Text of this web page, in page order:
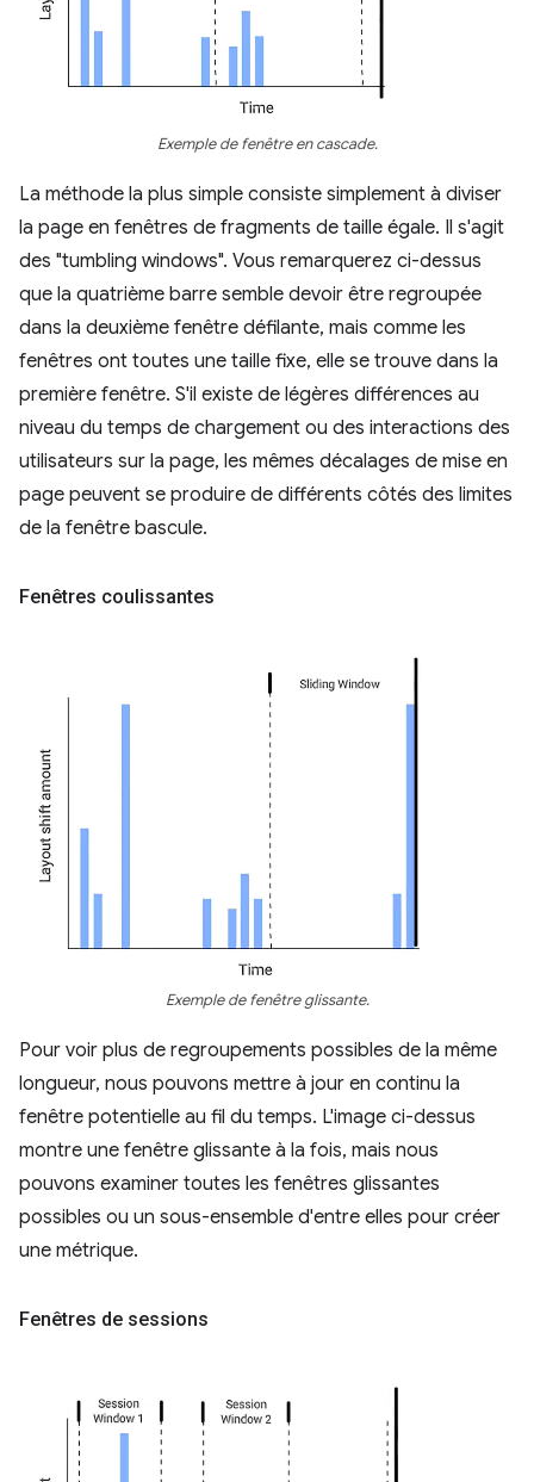
Exemple de fenêtre en cascade.
La méthode la plus simple consiste simplement à diviser
la page en fenêtres de fragments de taille égale. Il s'agit
des "tumbling windows". Vous remarquerez ci-dessus
que la quatrième barre semble devoir être regroupée
dans la deuxième fenêtre défilante, mais comme les
fenêtres ont toutes une taille fixe, elle se trouve dans la
première fenêtre. S'il existe de légères différences au
niveau du temps de chargement ou des interactions des
utilisateurs sur la page, les mêmes décalages de mise en
page peuvent se produire de différents côtés des limites
de la fenêtre bascule.
Fenêtres coulissantes
Exemple de fenêtre glissante.
Pour voir plus de regroupements possibles de la même
longueur, nous pouvons mettre à jour en continu la
fenêtre potentielle au fil du temps. L'image ci-dessus
montre une fenêtre glissante à la fois, mais nous
pouvons examiner toutes les fenêtres glissantes
possibles ou un sous-ensemble d'entre elles pour créer
une métrique.
Fenêtres de sessions